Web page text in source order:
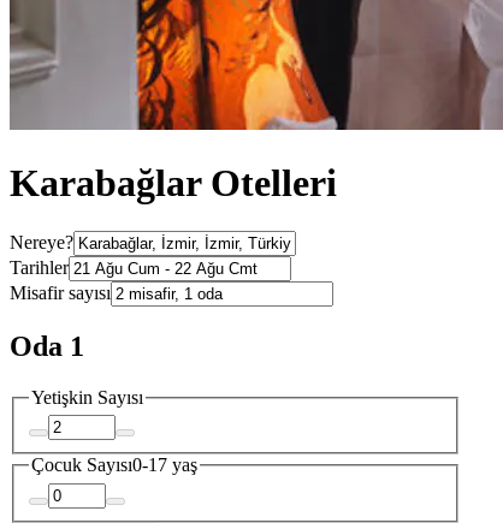
Karabağlar Otelleri
Nereye?
Tarihler
Misafir sayısı
Oda 1
Yetişkin Sayısı
Çocuk Sayısı0-17 yaş